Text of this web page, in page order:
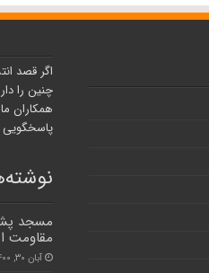
اگر قصد
چنین را
همکاران
پاسخگویی
مسجد
مقاومت
آبان ۳۰, ۱۴۰۰